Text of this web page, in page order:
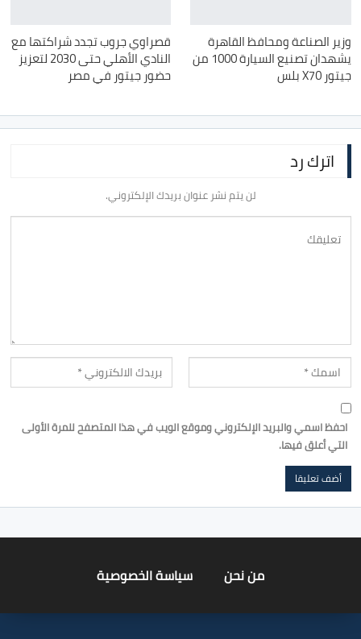
وزير الصناعة ومحافظ القاهرة
يشهدان تصنيع السيارة 1000 من
جيتور X70 بلس
قصراوي جروب تجدد شراكتها مع
النادي الأهلي حتى 2030 لتعزيز
حضور جيتور في مصر
اترك رد
لن يتم نشر عنوان بريدك الإلكتروني.
احفظ اسمي والبريد الإلكتروني وموقع الويب في هذا المتصفح للمرة الأولى
التي أعلق فيها.
من نحن سياسة الخصوصية